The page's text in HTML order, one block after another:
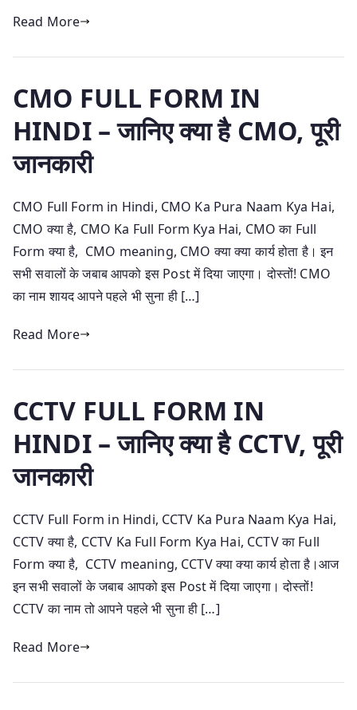
Read More
CMO FULL FORM IN
HINDI – जानिए क्या है CMO, पूरी
जानकारी
CMO Full Form in Hindi, CMO Ka Pura Naam Kya Hai,
CMO क्या है, CMO Ka Full Form Kya Hai, CMO का Full
Form क्या है, CMO meaning, CMO क्या क्या कार्य होता है। इन
सभी सवालों के जबाब आपको इस Post में दिया जाएगा। दोस्तों! CMO
का नाम शायद आपने पहले भी सुना ही […]
Read More
CCTV FULL FORM IN
HINDI – जानिए क्या है CCTV, पूरी
जानकारी
CCTV Full Form in Hindi, CCTV Ka Pura Naam Kya Hai,
CCTV क्या है, CCTV Ka Full Form Kya Hai, CCTV का Full
Form क्या है, CCTV meaning, CCTV क्या क्या कार्य होता है।आज
इन सभी सवालों के जबाब आपको इस Post में दिया जाएगा। दोस्तों!
CCTV का नाम तो आपने पहले भी सुना ही […]
Read More